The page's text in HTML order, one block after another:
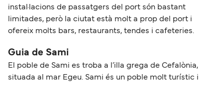
instal·lacions de passatgers del port són bastant
limitades, però la ciutat està molt a prop del port i
ofereix molts bars, restaurants, tendes i cafeteries.
Guia de Sami
El poble de Sami es troba a l’illa grega de Cefalònia,
situada al mar Egeu. Sami és un poble molt turístic i